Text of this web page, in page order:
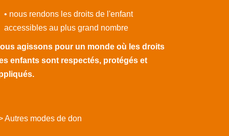
• nous rendons les droits de l'enfant
accessibles au plus grand nombre
agissons pour un monde où les droits
enfants sont respectés, protégés et
Autres modes de don